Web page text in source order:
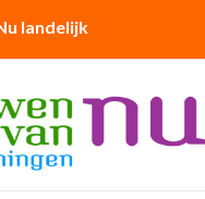
landelijk